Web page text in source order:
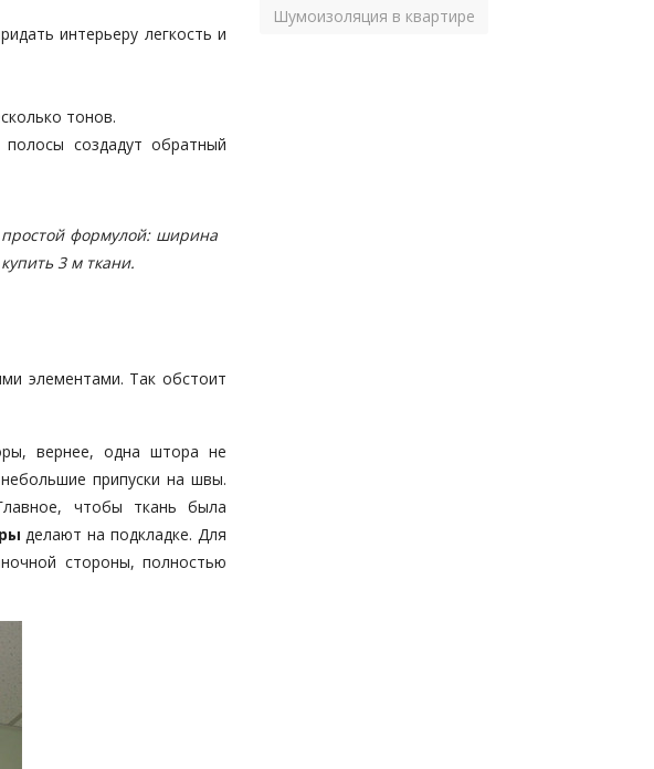
интерьеру легкость и
тонов.
создадут обратный
формулой: ширина
3 м ткани.
элементами. Так обстоит
вернее, одна штора не
припуски на швы.
чтобы ткань была
делают на подкладке. Для
стороны, полностью
Шумоизоляция в квартире